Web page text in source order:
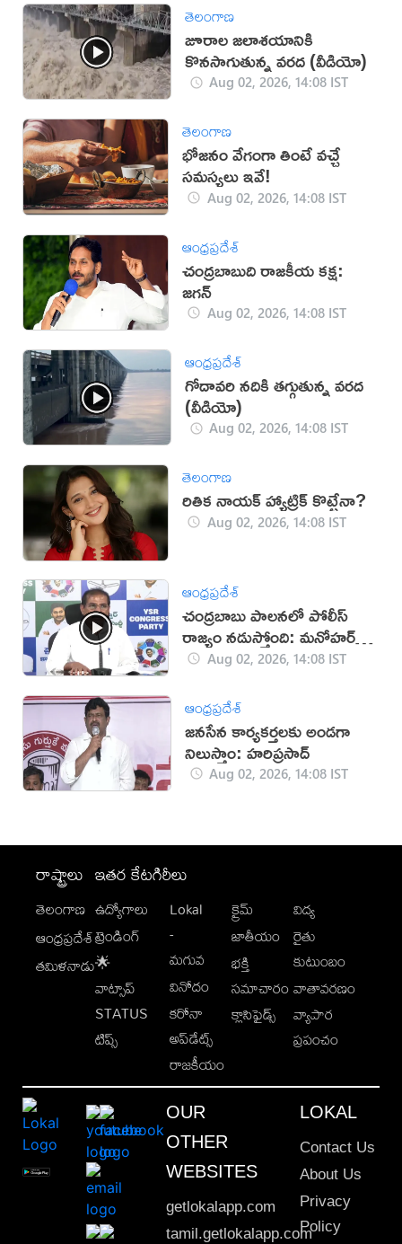
తెలంగాణ
జూరాల జలాశయానికి
కొనసాగుతున్న వరద (వీడియో)
Aug 02, 2026, 14:08 IST
తెలంగాణ
భోజనం వేగంగా తింటే వచ్చే
సమస్యలు ఇవే!
Aug 02, 2026, 14:08 IST
ఆంధ్రప్రదేశ్
చంద్రబాబుది రాజకీయ కక్ష:
జగన్
Aug 02, 2026, 14:08 IST
ఆంధ్రప్రదేశ్
గోదావరి నదికి తగ్గుతున్న వరద
(వీడియో)
Aug 02, 2026, 14:08 IST
తెలంగాణ
రితిక నాయక్ హ్యాట్రిక్ కొట్టేనా?
Aug 02, 2026, 14:08 IST
ఆంధ్రప్రదేశ్
చంద్రబాబు పాలనలో పోలీస్
రాజ్యం నడుస్తోంది: మనోహర్
రెడ్డి Aug 02, 2026, 14:08 IST
ఆంధ్రప్రదేశ్
జనసేన కార్యకర్తలకు అండగా
నిలుస్తాం: హరిప్రసాద్
Aug 02, 2026, 14:08 IST
రాష్ట్రాలు
తెలంగాణ
ఆంధ్రప్రదేశ్
తమిళనాడు
ఇతర కేటగిరీలు
ఉద్యోగాలు
ట్రెండింగ్
🌟
వాట్సాప్
STATUS
టిప్స్
Lokal
-
మగువ
వినోదం
కరోనా
అప్‌డేట్స్
రాజకీయం
క్రైమ్
జాతీయం
భక్తి
సమాచారం
క్లాసిఫైడ్స్
విద్య
రైతు
కుటుంబం
వాతావరణం
వ్యాపార
ప్రపంచం
OUR
OTHER
WEBSITES
getlokalapp.com
tamil.getlokalapp.com
LOKAL
Contact Us
About Us
Privacy
Policy